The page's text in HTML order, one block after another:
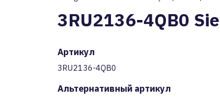
3RU2136-4QB0
Артикул
3RU2136-4QB0
Альтернативный артикул